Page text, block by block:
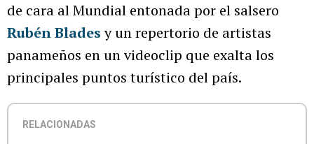
de cara al Mundial entonada por el salsero
Rubén Bladesy un repertorio de artistas
panameños en un videoclip que exalta los
principales puntos turístico del país.
RELACIONADAS